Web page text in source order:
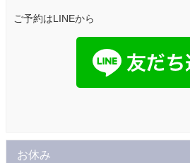
ご予約はLINEから
お休み